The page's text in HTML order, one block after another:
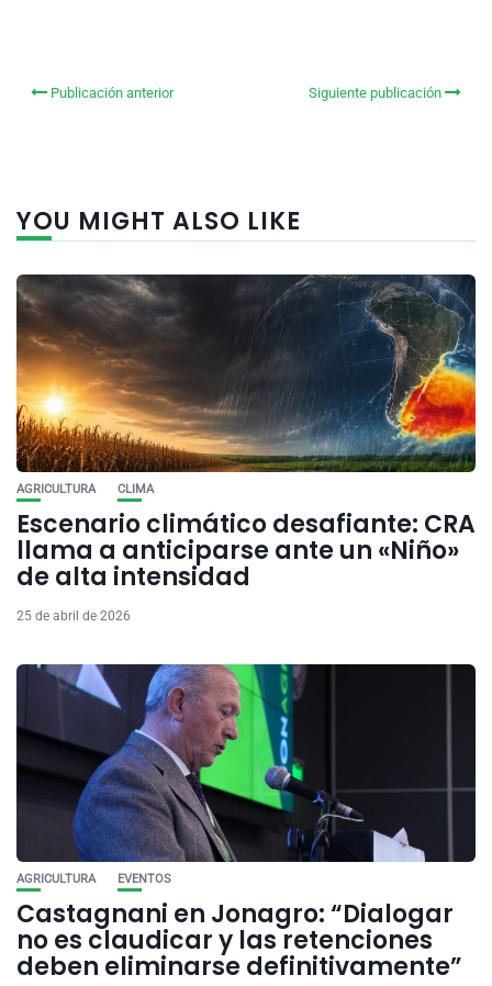
Publicación anterior Siguiente publicación
YOU MIGHT ALSO LIKE
AGRICULTURA CLIMA
Escenario climático desafiante: CRA
llama a anticiparse ante un «Niño»
de alta intensidad
25 de abril de 2026
AGRICULTURA EVENTOS
Castagnani en Jonagro: “Dialogar
no es claudicar y las retenciones
deben eliminarse definitivamente”